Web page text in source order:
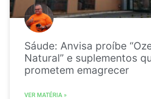
Sáude: Anvisa proíbe
Natural” e suplementos
prometem emagrecer
VER MATÉRIA »